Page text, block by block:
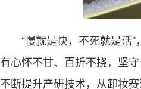
“慢就是快，不死就是活
有心怀不甘、百折不挠，坚
不断提升产研技术，从卸妆